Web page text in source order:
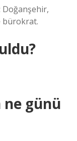
Doğanşehir,
bürokrat.
ne günü